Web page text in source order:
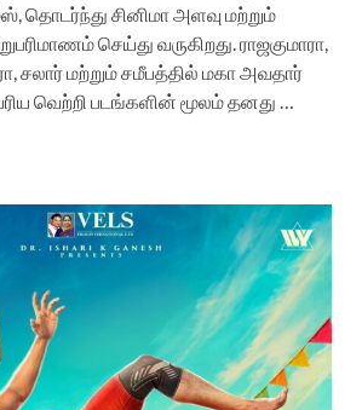
தொடர்ந்து சினிமா அளவு மற்றும்
செய்து வருகிறது. ராஜகுமாரா,
சலார் மற்றும் சமீபத்தில் மகா அவதார்
வெற்றி படங்களின் மூலம் தனது …